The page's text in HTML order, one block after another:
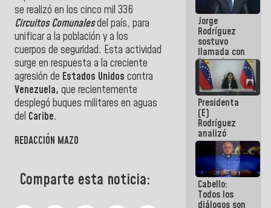
se realizó en los cinco mil 336
Circuitos Comunalesdel país, para
unificar a la población y a los
cuerpos de seguridad. Esta actividad
surge en respuesta a la creciente
agresión de Estados Unidos contra
Venezuela, que recientemente
desplegó buques militares en aguas
del Caribe.
REDACCIÓN MAZO
Comparte esta noticia:
a servidores
públicos
Jorge
Rodríguez
sostuvo
llamada con
Dinorah
Figuera y
acuerdan
primer
encuentro
presencial
para el
diálogo
Presidenta
(E)
Rodríguez
analizó
junto a
gobernadores
planes de
recuperación
del Sistema
Eléctrico
Cabello:
Todos los
diálogos son